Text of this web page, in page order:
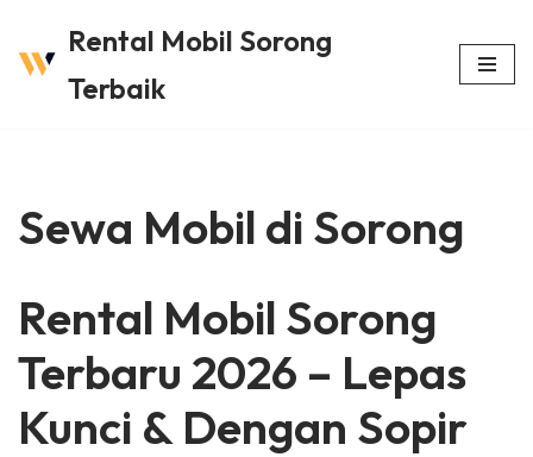
Lompat
Rental Mobil Sorong
Terbaik
Sewa Mobil di Sorong
Rental Mobil Sorong
Terbaru 2026 – Lepas
Kunci & Dengan Sopir